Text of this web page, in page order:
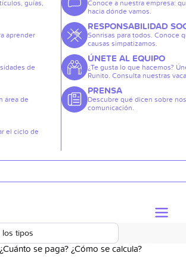
guías,
aprender
de
área de
el ciclo de
Conoce a nuestra empresa:
hacia dónde vamos.
RESPONSABILIDAD
Sonrisas para todos. Conoce
causas simpatizamos.
ÚNETE AL EQUIPO
¿Te gusta lo que hacemos?
Runito. Consulta nuestras
PRENSA
Descubre qué dicen sobre
comunicación.
los tipos
se paga? ¿Cómo se calcula?